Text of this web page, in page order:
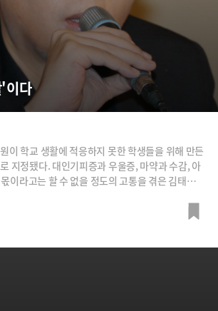
이다
이 학교 생활에 적응하지 못한 학생들을 위해 만든
지정됐다. 대인기피증과 우울증, 마약과 수감, 아
이라고는 할 수 없을 정도의 고통을 겪은 김태원